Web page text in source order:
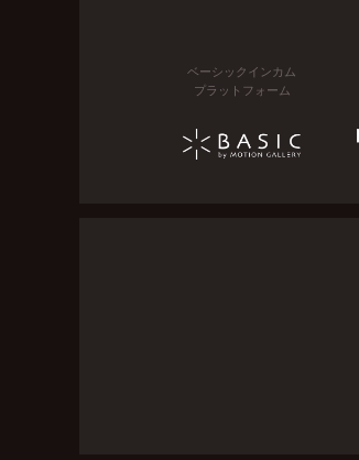
ベーシックインカム
プラットフォーム